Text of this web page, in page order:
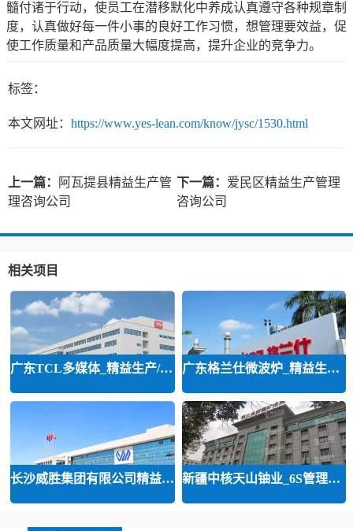
髓付诸于行动，使员工在潜移默化中养成认真遵守各种规章制
度，认真做好每一件小事的良好工作习惯，想管理要效益，促
使工作质量和产品质量大幅度提高，提升企业的竞争力。
标签：
本文网址： https://www.yes-lean.com/know/jysc/1530.html
上一篇：
阿瓦提县精益生产管
理咨询公司
下一篇： 爱民区精益生产管理
咨询公司
相关项目
广东TCL多媒体_精益生产/精益品质/ 广东格兰仕微波炉_精益生产等咨询
长沙威胜集团有限公司精益运营 新疆中核天山铀业_6S管理和精益管